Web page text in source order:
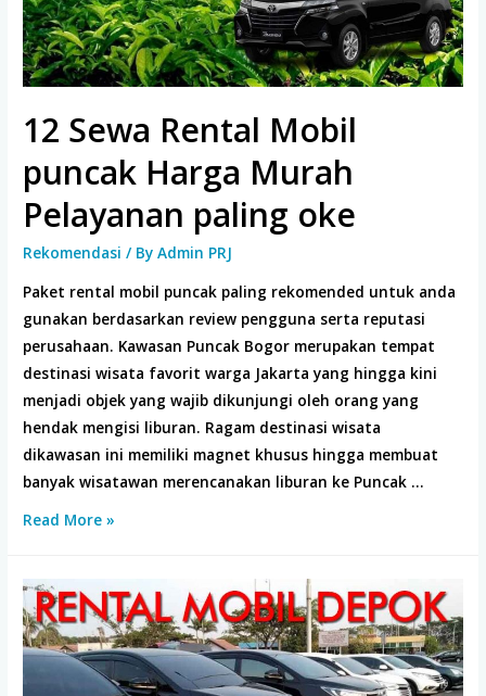
12 Sewa Rental Mobil
puncak Harga Murah
Pelayanan paling oke
Rekomendasi / ByAdmin PRJ
Paket rental mobil puncak paling rekomended untuk anda
gunakan berdasarkan review pengguna serta reputasi
perusahaan. Kawasan Puncak Bogor merupakan tempat
destinasi wisata favorit warga Jakarta yang hingga kini
menjadi objek yang wajib dikunjungi oleh orang yang
hendak mengisi liburan. Ragam destinasi wisata
dikawasan ini memiliki magnet khusus hingga membuat
banyak wisatawan merencanakan liburan ke Puncak …
12
Mobil
puncak
Harga
Murah
Read More »